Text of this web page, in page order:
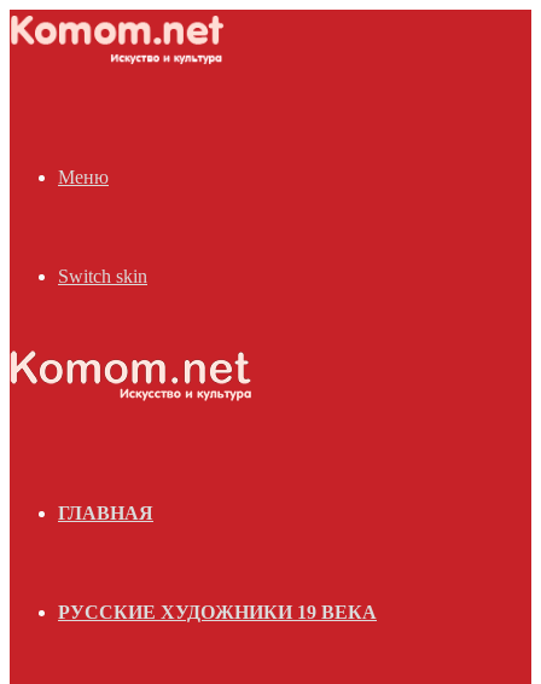
Меню
Switch skin
ГЛАВНАЯ
РУССКИЕ ХУДОЖНИКИ 19 ВЕКА